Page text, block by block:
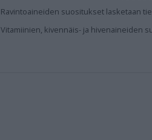
Ravintoaineiden suositukset lasketaan
Vitamiinien, kivennäis- ja hivenaineiden